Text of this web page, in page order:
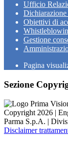
Ufficio
Obiettivi di
Gestione
Pagina
Sezione
Copyright 2026 |
Parma S.p.A. |
Disclaimer